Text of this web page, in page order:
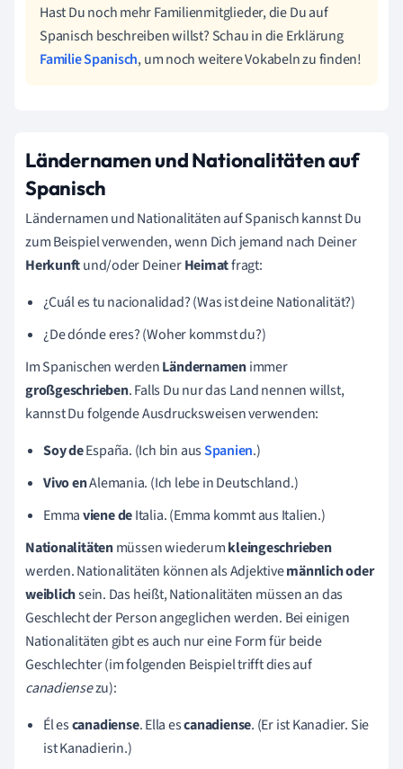
Hast Du noch mehr Familienmitglieder, die Du auf
Spanisch beschreiben willst? Schau in die Erklärung
Familie Spanisch, um noch weitere Vokabeln zu finden!
Ländernamen und Nationalitäten auf
Spanisch
Ländernamen und Nationalitäten auf Spanisch kannst Du
zum Beispiel verwenden, wenn Dich jemand nach Deiner
Herkunftund/oder DeinerHeimatfragt:
¿Cuál es tu nacionalidad? (Was ist deine Nationalität?)
¿De dónde eres? (Woher kommst du?)
Im Spanischen werdenLändernamenimmer
großgeschrieben. Falls Du nur das Land nennen willst,
kannst Du folgende Ausdrucksweisen verwenden:
Soy deEspaña. (Ich bin ausSpanien.)
Vivo enAlemania. (Ich lebe in Deutschland.)
EmmavienedeItalia. (Emma kommt aus Italien.)
Nationalitätenmüssen wiederumkleingeschrieben
werden. Nationalitäten können als Adjektivemännlich oder
weiblichsein. Das heißt, Nationalitäten müssen an das
Geschlecht der Person angeglichen werden. Bei einigen
Nationalitäten gibt es auch nur eine Form für beide
Geschlechter (im folgenden Beispiel trifft dies auf
canadiensezu):
Él escanadiense. Ella escanadiense. (Er ist Kanadier. Sie
ist Kanadierin.)